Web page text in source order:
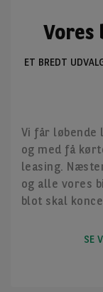
Vores
ET BREDT
Vi får løbende
og med få
leasing.
og alle vores
blot skal
SE